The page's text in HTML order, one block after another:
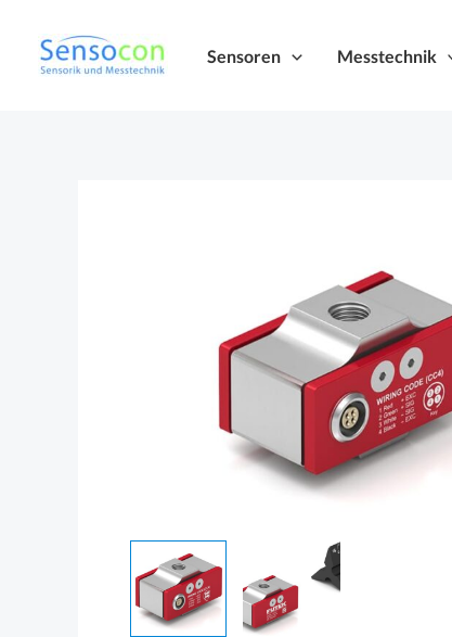
Inhalt
springen
Sensoren Messtechnik